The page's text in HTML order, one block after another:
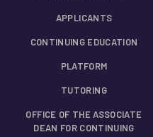
APPLICANTS
CONTINUING EDUCATION
PLATFORM
TUTORING
OFFICE OF THE ASSOCIATE
DEAN FOR CONTINUING